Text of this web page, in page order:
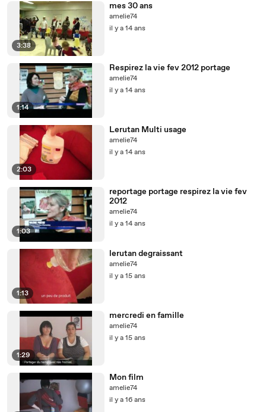
3:38
mes 30 ans
amelie74
il y a 14 ans
1:14
Respirez la vie fev 2012 portage
amelie74
il y a 14 ans
2:03
Lerutan Multi usage
amelie74
il y a 14 ans
1:03
reportage portage respirez la vie fev
2012
amelie74
il y a 14 ans
1:13
lerutan degraissant
amelie74
il y a 15 ans
1:29
mercredi en famille
amelie74
il y a 15 ans
Mon film
amelie74
il y a 16 ans